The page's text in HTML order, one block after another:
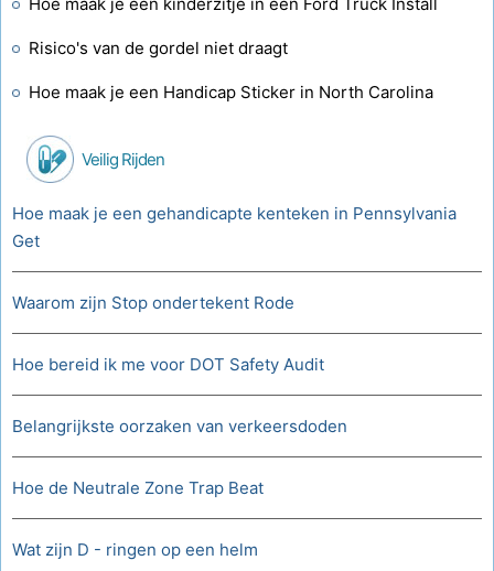
Risico's van de gordel niet draagt ​​
Hoe maak je een Handicap Sticker in North Carolina
Veilig Rijden
Hoe maak je een gehandicapte kenteken in Pennsylvania
Get
Waarom zijn Stop ondertekent Rode
Hoe bereid ik me voor DOT Safety Audit
Belangrijkste oorzaken van verkeersdoden
Hoe de Neutrale Zone Trap Beat
Wat zijn D - ringen op een helm